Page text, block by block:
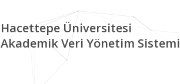
Hacettepe Üniversitesi
Akademik Veri Yönetim Sistemi